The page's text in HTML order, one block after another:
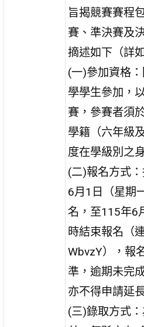
旨揭競賽賽程
賽、準決賽及
摘述如下（詳
(一)參加資格
學學生參加，
賽，參賽者須
學籍（六年級
度在學級別之
(二)報名方式
6月1日（星期
名，至115年6
時結束報名（
WbvzY），報
準，逾期未完
亦不得申請延
(三)錄取方式